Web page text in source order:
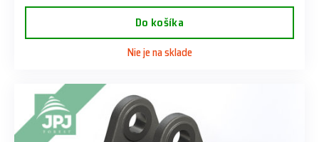
Do košíka
Nie je na sklade